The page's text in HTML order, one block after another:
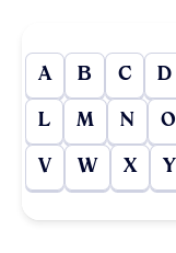
A B C D
L M N O
V W X Y